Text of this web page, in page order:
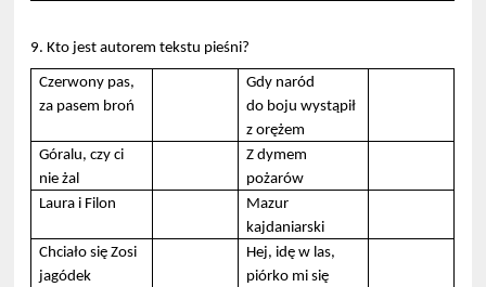
9. Kto jest autorem tekstu pieśni?
Czerwony pas,
za pasem broń
Gdy naród
do boju wystąpił
z orężem
Góralu, czy ci
nie żal
Z dymem
pożarów
Laura i Filon
Mazur
kajdaniarski
Chciało się Zosi
jagódek
Hej, idę w las,
piórko mi się